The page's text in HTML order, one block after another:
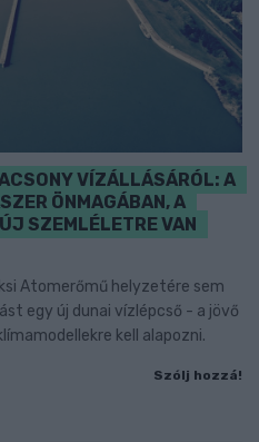
VÍZÁLLÁSÁRÓL: A
ÖNMAGÁBAN, A
SZEMLÉLETRE VAN
Atomerőmű helyzetére sem
egy új dunai vízlépcső - a jövő
kell alapozni.
Szólj hozzá!